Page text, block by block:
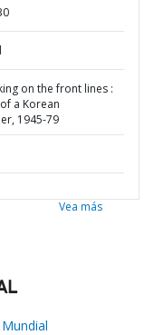
on the front lines :
a Korean
1945-79
Vea más